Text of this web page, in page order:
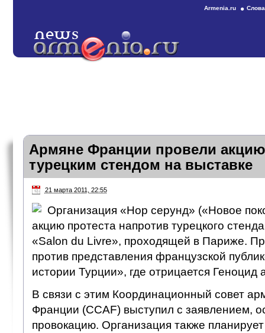
Armenia.ru
Армяне Франции провели акцию
турецким стендом на выставке
21 марта 2011, 22:55
Организация «Нор серунд» («Новое
акцию протеста напротив турецкого
«Salon du Livre», проходящей в Париже.
против представления французской
истории Турции», где отрицается Геноцид
В связи с этим Координационный совет
Франции (CCAF) выступил с заявлением,
провокацию. Организация также